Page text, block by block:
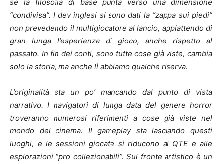
se la filosofia di base punta verso una dimensione
“condivisa”. I dev inglesi si sono dati la “zappa sui piedi”
non prevedendo il multigiocatore al lancio, appiattendo di
gran lunga l’esperienza di gioco, anche rispetto al
passato. In fin dei conti, sono tutte cose già viste, cambia
solo la storia, ma anche lì abbiamo qualche riserva.
L’originalità sta un po’ mancando dal punto di vista
narrativo. I navigatori di lunga data del genere horror
troveranno numerosi riferimenti a cose già viste nel
mondo del cinema. Il gameplay sta lasciando questi
luoghi, e le sessioni giocate si riducono ai QTE e alle
esplorazioni “pro collezionabili”. Sul fronte artistico è un